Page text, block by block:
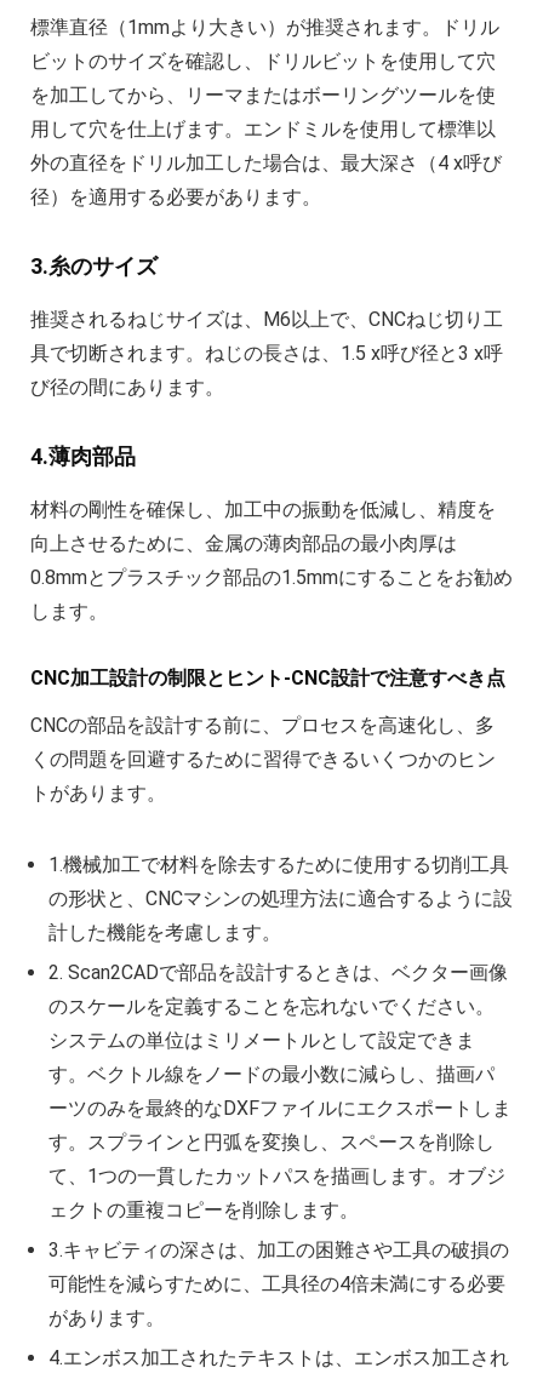
標準直径（1mmより大きい）が推奨されます。ドリル
ビットのサイズを確認し、ドリルビットを使用して穴
を加工してから、リーマまたはボーリングツールを使
用して穴を仕上げます。エンドミルを使用して標準以
外の直径をドリル加工した場合は、最大深さ（4 x呼び
径）を適用する必要があります。
3.糸のサイズ
推奨されるねじサイズは、M6以上で、CNCねじ切り工
具で切断されます。ねじの長さは、1.5 x呼び径と3 x呼
び径の間にあります。
4.薄肉部品
材料の剛性を確保し、加工中の振動を低減し、精度を
向上させるために、金属の薄肉部品の最小肉厚は
0.8mmとプラスチック部品の1.5mmにすることをお勧め
します。
CNC加工設計の制限とヒント-CNC設計で注意すべき点
CNCの部品を設計する前に、プロセスを高速化し、多
くの問題を回避するために習得できるいくつかのヒン
トがあります。
1.機械加工で材料を除去するために使用する切削工具
の形状と、CNCマシンの処理方法に適合するように設
計した機能を考慮します。
2. Scan2CADで部品を設計するときは、ベクター画像
のスケールを定義することを忘れないでください。
システムの単位はミリメートルとして設定できま
す。ベクトル線をノードの最小数に減らし、描画パ
ーツのみを最終的なDXFファイルにエクスポートしま
す。スプラインと円弧を変換し、スペースを削除し
て、1つの一貫したカットパスを描画します。オブジ
ェクトの重複コピーを削除します。
3.キャビティの深さは、加工の困難さや工具の破損の
可能性を減らすために、工具径の4倍未満にする必要
があります。
4.エンボス加工されたテキストは、エンボス加工され